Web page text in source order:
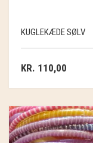
KUGLEKÆDE SØLV
KR. 110,00